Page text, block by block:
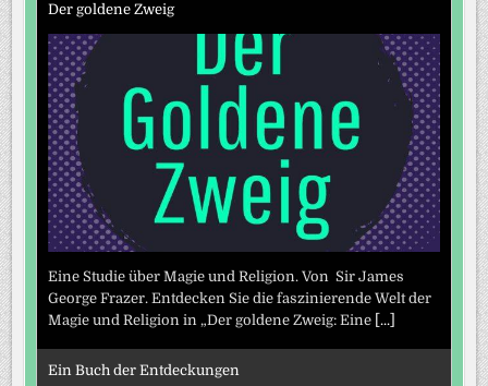
Der goldene Zweig
Eine Studie über Magie und Religion. Von Sir James
George Frazer. Entdecken Sie die faszinierende Welt der
Magie und Religion in „Der goldene Zweig: Eine [...]
Ein Buch der Entdeckungen